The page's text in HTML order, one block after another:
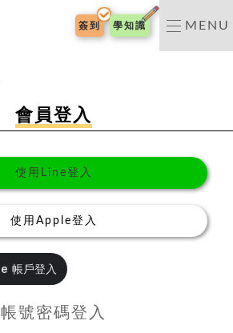
交通安全入口網
簽到 學知識 MENU
會員登入
使用Line登入
使用Apple登入
帳號密碼登入